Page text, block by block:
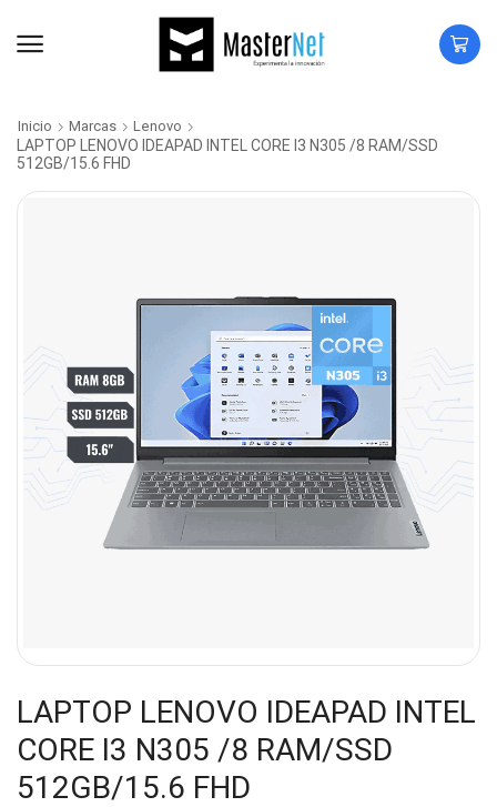
Inicio Marcas Lenovo
LAPTOP LENOVO IDEAPAD INTEL CORE I3 N305 /8 RAM/SSD
512GB/15.6 FHD
LAPTOP LENOVO IDEAPAD INTEL
CORE I3 N305 /8 RAM/SSD
512GB/15.6 FHD